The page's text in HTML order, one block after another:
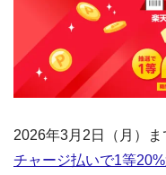
2026年3月2日（月）ま
チャージ払いで1等